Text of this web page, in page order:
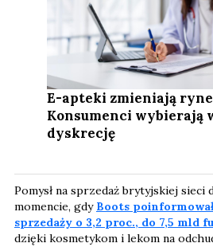
E-apteki zmieniają
Konsumenci wybierają
dyskrecję
Pomysł na sprzedaż brytyjskiej sieci
momencie, gdy Boots
sprzedaży o 3,2 proc., do 7,5 mld
dzięki kosmetykom i lekom na